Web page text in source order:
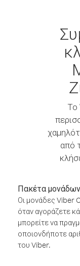
Το
από
Πακέτα μονάδων
Οι μονάδες Viber
όταν αγοράζετε
μπορείτε να
οποιονδήποτε
του Viber.